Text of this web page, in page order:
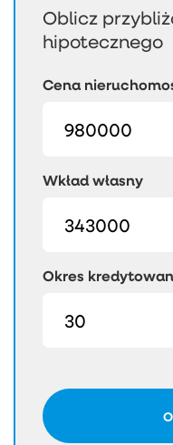
Oblicz
hipotecznego
Cena
Wkład własny
Okres